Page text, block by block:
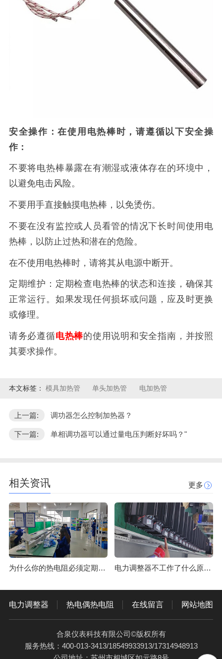
安全操作：在使用电热棒时，请遵循以下安全操
作：
不要将电热棒暴露在有潮湿或液体存在的环境中，
以避免电击风险。
不要用手直接触摸电热棒，以免烫伤。
不要在没有监控或人员看管的情况下长时间使用电
热棒，以防止过热和潜在的危险。
在不使用电热棒时，请将其从电源中断开。
定期维护：定期检查电热棒的状态和连接，确保其
正常运行。如果发现任何损坏或问题，应及时更换
或修理。
请务必遵循电热棒的使用说明和安全指南，并按照
其要求操作。
本文标签： 模具加热管 单头加热管 电加热管
上一篇: 调功器怎么控制加热器？
下一篇: 单相调功器可以通过量电压判断好坏吗？"
相关资讯 更多
为什么你的热电阻必须定期校准？ 电力调整器不工作了什么原因？
电力调整器 热电偶热电阻 在线留言 网站地图
合泉仪表科技有限公司©版权所有
服务热线：400-013-3413/18549933913/17314948913